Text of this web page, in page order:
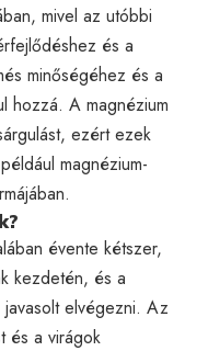
mivel az utóbbi
és a
minőségéhez és a
hozzá. A magnézium
ezért ezek
magnézium-
évente kétszer,
kezdetén, és a
elvégezni. Az
és a virágok